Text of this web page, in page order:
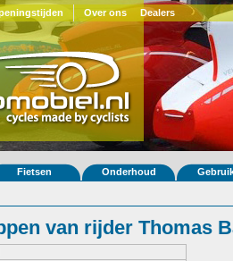
Over ons Dealers
Fietsen Onderhoud
van rijder Thomas